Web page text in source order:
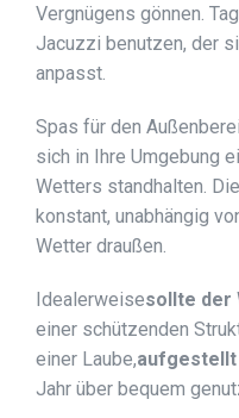
Vergnügens gönnen.
Jacuzzi benutzen, der
anpasst.
Spas für den
sich in Ihre Umgebung
Wetters standhalten.
konstant, unabhängig
Wetter draußen.
Idealerweisesollte der
einer schützenden
einer Laube,
Jahr über bequem